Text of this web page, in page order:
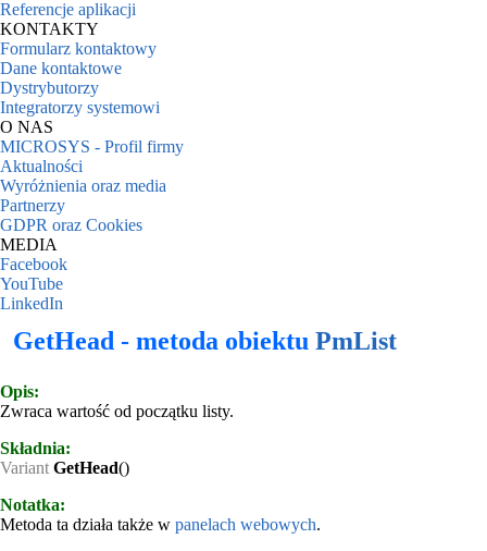
Referencje aplikacji
KONTAKTY
Formularz kontaktowy
Dane kontaktowe
Dystrybutorzy
Integratorzy systemowi
O NAS
MICROSYS - Profil firmy
Aktualności
Wyróżnienia oraz media
Partnerzy
GDPR oraz Cookies
MEDIA
Facebook
YouTube
LinkedIn
GetHead - metoda obiektu PmList
Opis:
Zwraca wartość od początku listy.
Składnia:
Variant GetHead()
Notatka:
Metoda ta działa także w panelach webowych.